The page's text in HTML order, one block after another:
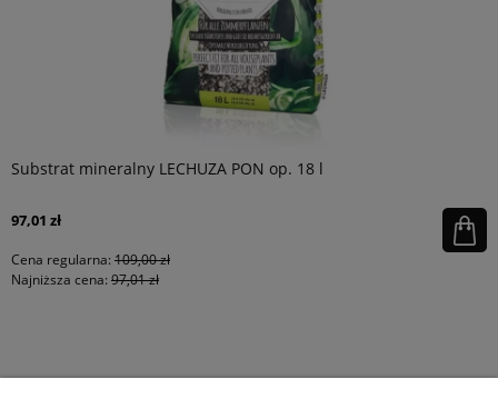
Substrat mineralny LECHUZA PON op. 18 l
97,01 zł
Cena regularna: 109,00 zł
Najniższa cena: 97,01 zł